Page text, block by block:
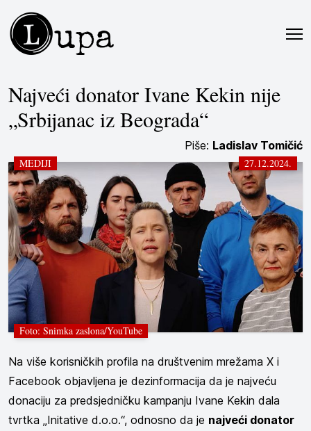
Lupa
Najveći donator Ivane Kekin nije
„Srbijanac iz Beograda“
Piše: Ladislav Tomičić
MEDIJI 27.12.2024.
Foto: Snimka zaslona/YouTube
Na više korisničkih profila na društvenim mrežama X i
Facebook objavljena je dezinformacija da je najveću
donaciju za predsjedničku kampanju Ivane Kekin dala
tvrtka „Initative d.o.o.“, odnosno da je najveći donator